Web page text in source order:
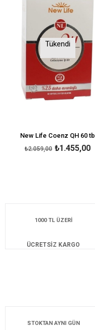
Tükendi
New Life Coenz QH 60 tb
₺1.455,00
₺2.059,00
1000 TL ÜZERİ
ÜCRETSİZ KARGO
STOKTAN AYNI GÜN